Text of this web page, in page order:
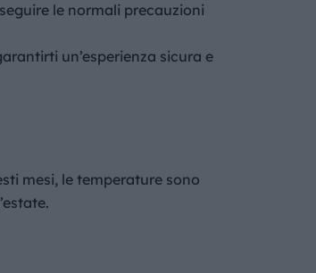
le normali precauzioni
un’esperienza sicura e
mesi, le temperature sono